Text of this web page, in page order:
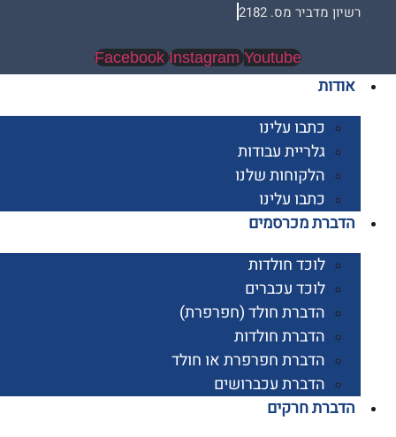
מדביר מס. 2182
Facebook Instagram
כתבו עלינו
גלריית עבודות
הלקוחות שלנו
כתבו עלינו
מכרסמים
לוכד חולדות
לוכד עכברים
הדברת חולד (חפרפרת)
הדברת חולדות
הדברת חפרפרת או חולד
הדברת עכברושים
חרקים